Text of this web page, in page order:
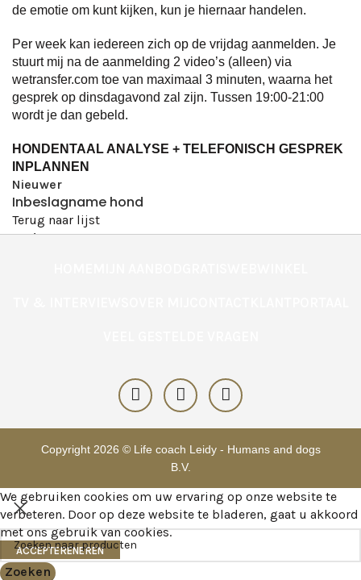
de emotie om kunt kijken, kun je hiernaar handelen.
Per week kan iedereen zich op de vrijdag aanmelden. Je
stuurt mij na de aanmelding 2 video’s (alleen) via
wetransfer.com toe van maximaal 3 minuten, waarna het
gesprek op dinsdagavond zal zijn. Tussen 19:00-21:00
wordt je dan gebeld.
HONDENTAAL ANALYSE + TELEFONISCH GESPREK
INPLANNEN
Nieuwer
Inbeslagname hond
Terug naar lijst
Ouder
Copyright 2026 © Life coach Leidy - Humans and dogs
B.V.
Zoeken
We gebruiken cookies om uw ervaring op onze website te
verbeteren. Door op deze website te bladeren, gaat u akkoord
met ons gebruik van cookies.
ACCEPTERENEREN